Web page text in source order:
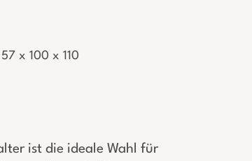
­ 57 x 100 x 110
ist die ideale Wahl für